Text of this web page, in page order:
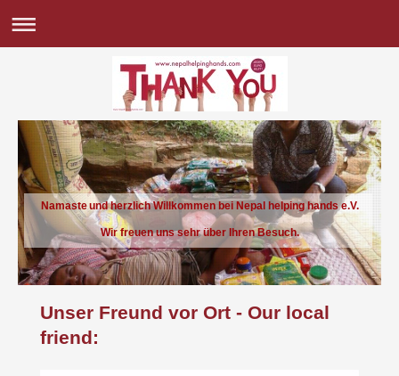
Namaste und herzlich Willkommen bei Nepal helping hands e.V.
Wir freuen uns sehr über Ihren Besuch.
Unser Freund vor Ort - Our local
friend: